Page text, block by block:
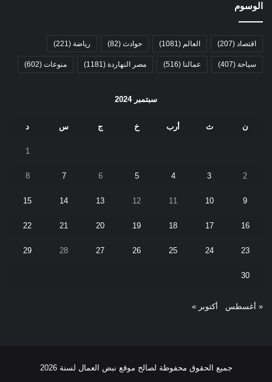
الوسوم
اقتصاد (207) العالم (1081) حوادث (82) رياضة (221)
سياحة (407) عمالنا (516) مصر النهاردة (1181) منوعات (602)
سبتمبر 2024
ن ث أرب خ ج س د
1
2
3
4
5
6
7
8
9
10
11
12
13
14
15
16
17
18
19
20
21
22
23
24
25
26
27
28
29
30
« أغسطس أكتوبر »
جميع الحقوق محفوظة لصالح موقع نبض العمال لسنة 2026